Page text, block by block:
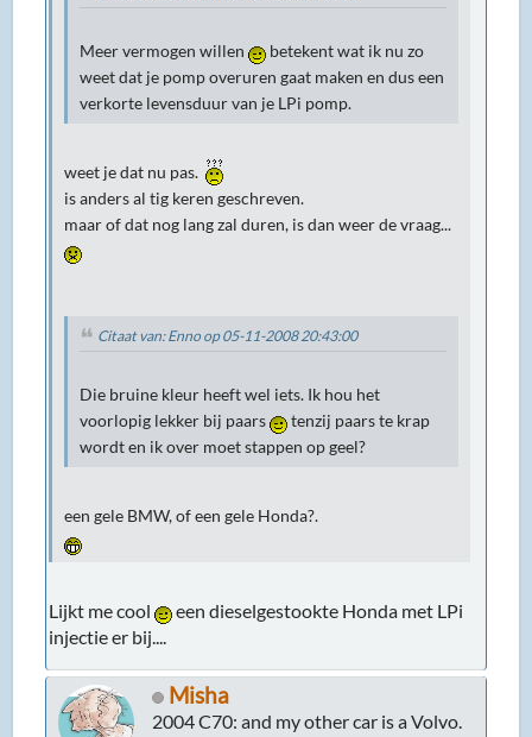
Meer vermogen willen
betekent wat ik nu zo
weet dat je pomp overuren gaat maken en dus een
verkorte levensduur van je LPi pomp.
weet je dat nu pas.
is anders al tig keren geschreven.
maar of dat nog lang zal duren, is dan weer de vraag...
Citaat van: Enno op 05-11-2008 20:43:00
Die bruine kleur heeft wel iets. Ik hou het
voorlopig lekker bij paars
tenzij paars te krap
wordt en ik over moet stappen op geel?
een gele BMW, of een gele Honda?.
Lijkt me cool
een dieselgestookte Honda met LPi
injectie er bij....
Misha
2004 C70: and my other car is a Volvo.